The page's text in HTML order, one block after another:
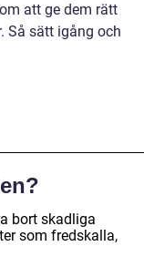
att ge dem rätt
Så sätt igång och
bort skadliga
som fredskalla,